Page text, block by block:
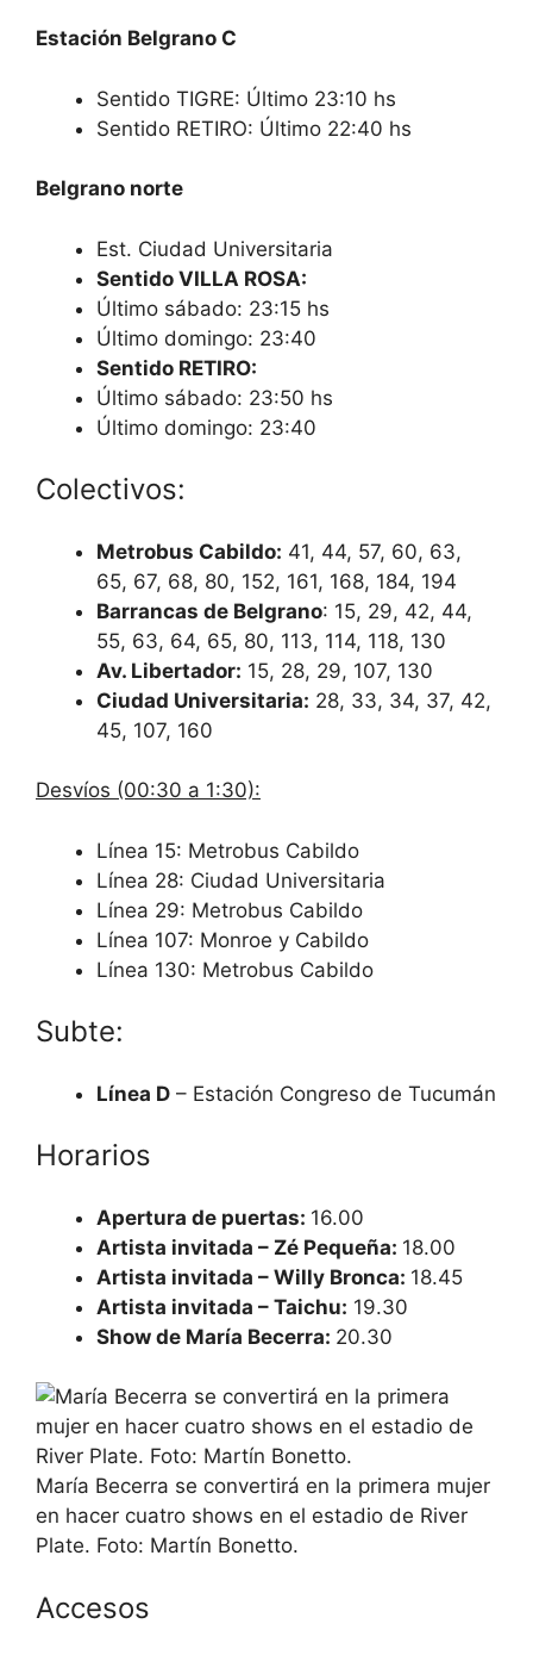
Estación Belgrano C
Sentido TIGRE: Último 23:10 hs
Sentido RETIRO: Último 22:40 hs
Belgrano norte
Est. Ciudad Universitaria
Sentido VILLA ROSA:
Último sábado: 23:15 hs
Último domingo: 23:40
Sentido RETIRO:
Último sábado: 23:50 hs
Último domingo: 23:40
Colectivos:
Metrobus Cabildo: 41, 44, 57, 60, 63,
65, 67, 68, 80, 152, 161, 168, 184, 194
Barrancas de Belgrano: 15, 29, 42, 44,
55, 63, 64, 65, 80, 113, 114, 118, 130
Av. Libertador: 15, 28, 29, 107, 130
Ciudad Universitaria: 28, 33, 34, 37, 42,
45, 107, 160
Desvíos (00:30 a 1:30):
Línea 15: Metrobus Cabildo
Línea 28: Ciudad Universitaria
Línea 29: Metrobus Cabildo
Línea 107: Monroe y Cabildo
Línea 130: Metrobus Cabildo
Subte:
Línea D – Estación Congreso de Tucumán
Horarios
Apertura de puertas: 16.00
Artista invitada – Zé Pequeña: 18.00
Artista invitada – Willy Bronca: 18.45
Artista invitada – Taichu: 19.30
Show de María Becerra: 20.30
María Becerra se convertirá en la primera mujer
en hacer cuatro shows en el estadio de River
Plate. Foto: Martín Bonetto.
Accesos